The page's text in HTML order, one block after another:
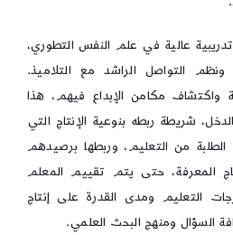
عالية في علم النفس التطوري،
ونظم التواصل الراشد مع التلاميذ.
واكتشاف مكامن الإبداع فيهم، هذا
شريطة ربطه بنوعية الإنتاج التي
من التعليم، وربطها برصيدهم
المعرفة، حتى يتم تقييم المعلم
التعليم ومدى القدرة على إنتاج
السؤال ومنهج البحث العلمي.